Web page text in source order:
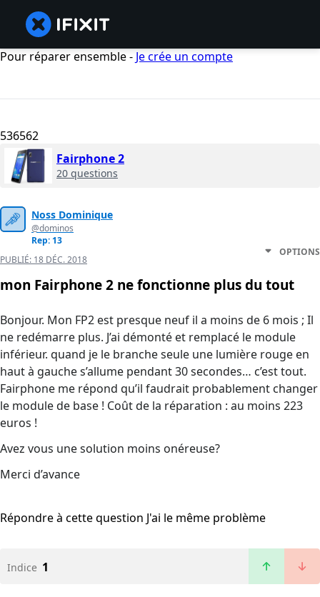
Pour réparer ensemble - Je crée un compte
536562
Fairphone 2
20 questions
Noss Dominique
@dominos
Rep: 13
PUBLIÉ: 18 DÉC. 2018
OPTIONS
mon Fairphone 2 ne fonctionne plus du tout
Bonjour. Mon FP2 est presque neuf il a moins de 6 mois ; Il
ne redémarre plus. J’ai démonté et remplacé le module
inférieur. quand je le branche seule une lumière rouge en
haut à gauche s’allume pendant 30 secondes… c’est tout.
Fairphone me répond qu’il faudrait probablement changer
le module de base ! Coût de la réparation : au moins 223
euros !
Avez vous une solution moins onéreuse?
Merci d’avance
Répondre à cette question J'ai le même problème
Indice 1